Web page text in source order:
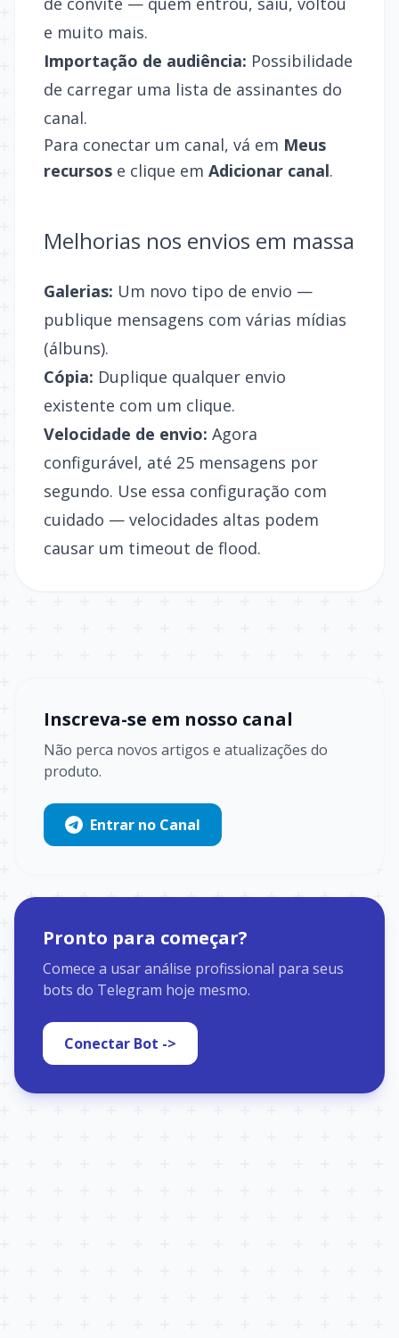
e muito mais.
Importação de audiência: Possibilidade
de carregar uma lista de assinantes do
canal.
Para conectar um canal, vá em Meus
recursos e clique em Adicionar canal.
Melhorias nos envios em massa
Galerias: Um novo tipo de envio —
publique mensagens com várias mídias
(álbuns).
Cópia: Duplique qualquer envio
existente com um clique.
Velocidade de envio: Agora
configurável, até 25 mensagens por
segundo. Use essa configuração com
cuidado — velocidades altas podem
causar um timeout de flood.
Inscreva-se em nosso canal
Não perca novos artigos e atualizações do
produto.
Entrar no Canal
Pronto para começar?
Comece a usar análise profissional para seus
bots do Telegram hoje mesmo.
Conectar Bot ->